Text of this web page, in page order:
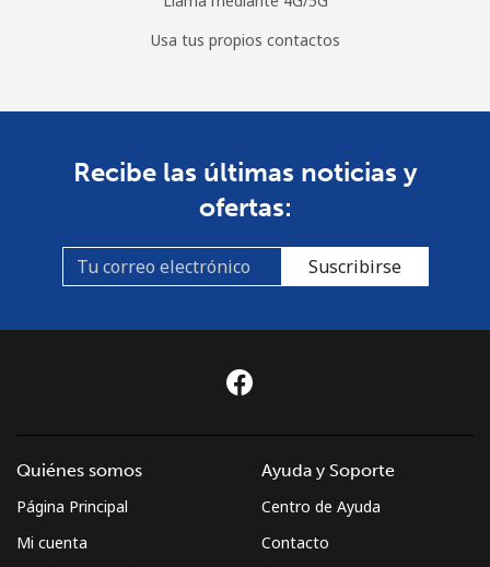
Usa tus propios contactos
Recibe las últimas noticias y
ofertas:
Suscribirse
Quiénes somos
Página Principal
Mi cuenta
Ayuda y Soporte
Centro de Ayuda
Contacto